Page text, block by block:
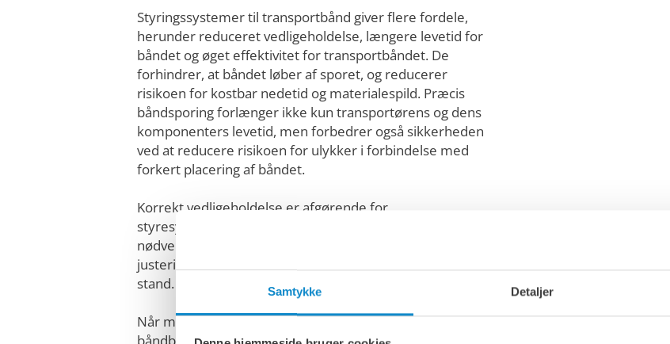
Samtykke Detaljer
Styringssystemer til transportbånd giver flere fordele,
herunder reduceret vedligeholdelse, længere levetid for
båndet og øget effektivitet for transportbåndet. De
forhindrer, at båndet løber af sporet, og reducerer
risikoen for kostbar nedetid og materialespild. Præcis
båndsporing forlænger ikke kun transportørens og dens
komponenters levetid, men forbedrer også sikkerheden
ved at reducere risikoen for ulykker i forbindelse med
forkert placering af båndet.
Korrekt vedligeholdelse er afgørende for
styresystemernes effektivitet, og derfor er det
nødvendigt med rutinemæssige inspektioner og
justeringer for at sikre, at systemet forbliver i optimal
stand.
Når man vælger et styresystem, skal faktorer som